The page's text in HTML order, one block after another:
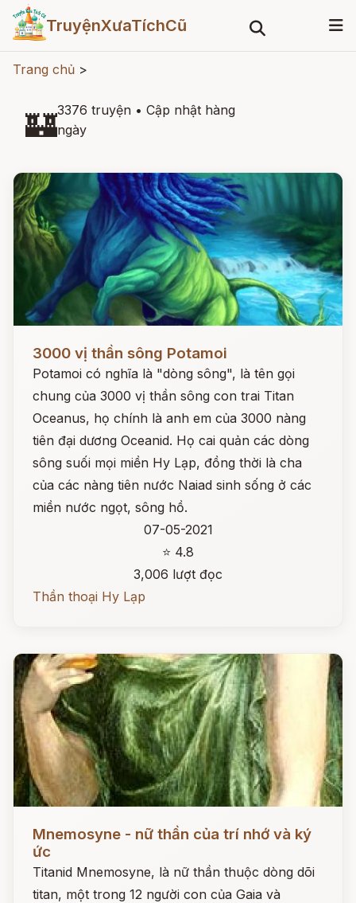
TruyệnXưaTíchCũ
Trang chủ >
🏰3376 truyện • Cập nhật hàng
ngày
3000 vị thần sông Potamoi
Potamoi có nghĩa là "dòng sông", là tên gọi
chung của 3000 vị thần sông con trai Titan
Oceanus, họ chính là anh em của 3000 nàng
tiên đại dương Oceanid. Họ cai quản các dòng
sông suối mọi miền Hy Lạp, đồng thời là cha
của các nàng tiên nước Naiad sinh sống ở các
miền nước ngọt, sông hồ.
07-05-2021
⭐ 4.8
3,006 lượt đọc
Thần thoại Hy Lạp
Mnemosyne - nữ thần của trí nhớ và ký
ức
Titanid Mnemosyne, là nữ thần thuộc dòng dõi
titan, một trong 12 người con của Gaia và